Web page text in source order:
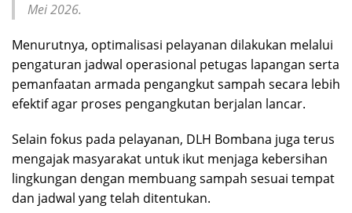
Mei 2026.
Menurutnya, optimalisasi pelayanan dilakukan melalui
pengaturan jadwal operasional petugas lapangan serta
pemanfaatan armada pengangkut sampah secara lebih
efektif agar proses pengangkutan berjalan lancar.
Selain fokus pada pelayanan, DLH Bombana juga terus
mengajak masyarakat untuk ikut menjaga kebersihan
lingkungan dengan membuang sampah sesuai tempat
dan jadwal yang telah ditentukan.